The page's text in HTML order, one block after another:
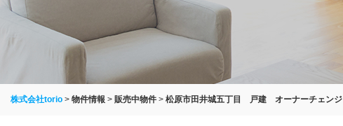
株式会社torio > 物件情報 > 販売中物件 > 松原市田井城五丁目 戸建 オーナーチェンジ